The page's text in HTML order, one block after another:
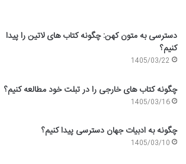
دسترسی به متون کهن: چگونه کتاب های لاتین را پیدا
کنیم؟
1405/03/22
چگونه کتاب های خارجی را در تبلت خود مطالعه کنیم؟
1405/03/16
چگونه به ادبیات جهان دسترسی پیدا کنیم؟
1405/03/10